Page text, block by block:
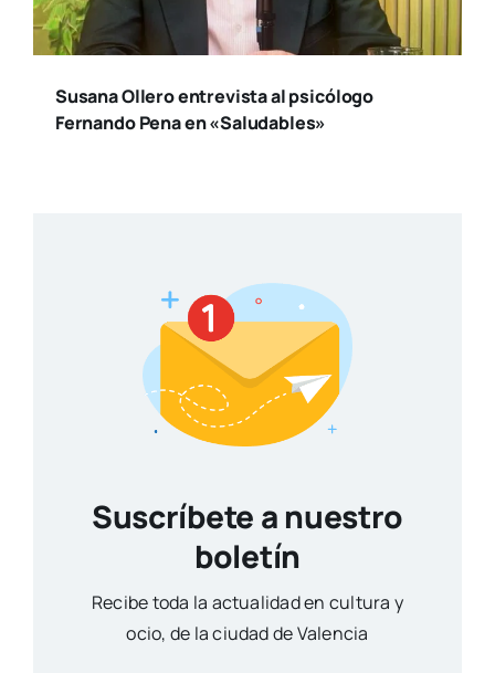
Susana Ollero entrevista al psicólogo
Fernando Pena en «Saludables»
Suscríbete a nuestro
boletín
Reci­be toda la actua­li­dad en cul­tu­ra y
ocio, de la ciu­dad de Valen­cia